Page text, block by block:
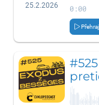
25.2.2026 0:00
Přehraj